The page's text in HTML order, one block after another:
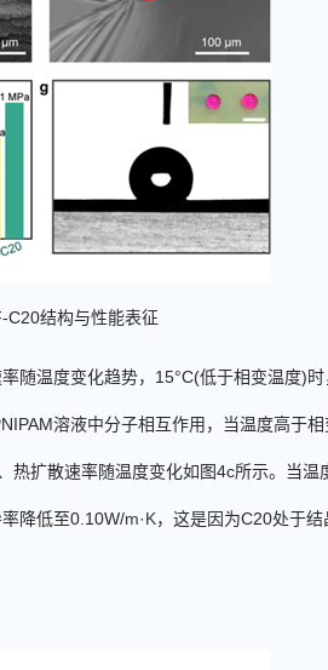
C20结构与性能表征
随温度变化趋势， 15°C(低于相变温度)
溶液中分子相互作用，当温度高于相
热扩散速率随温度变化如图4c所示。当温
降低至0.10W/m·K，这是因为C20处于结